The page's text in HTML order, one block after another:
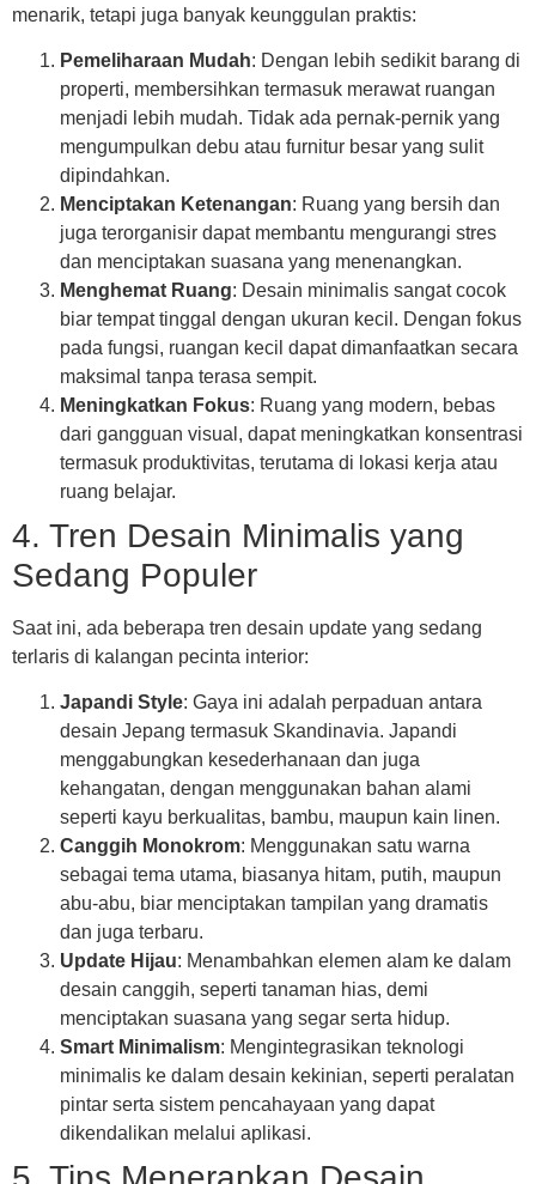
menarik, tetapi juga banyak keunggulan praktis:
Pemeliharaan Mudah: Dengan lebih sedikit barang di
properti, membersihkan termasuk merawat ruangan
menjadi lebih mudah. Tidak ada pernak-pernik yang
mengumpulkan debu atau furnitur besar yang sulit
dipindahkan.
Menciptakan Ketenangan: Ruang yang bersih dan
juga terorganisir dapat membantu mengurangi stres
dan menciptakan suasana yang menenangkan.
Menghemat Ruang: Desain minimalis sangat cocok
biar tempat tinggal dengan ukuran kecil. Dengan fokus
pada fungsi, ruangan kecil dapat dimanfaatkan secara
maksimal tanpa terasa sempit.
Meningkatkan Fokus: Ruang yang modern, bebas
dari gangguan visual, dapat meningkatkan konsentrasi
termasuk produktivitas, terutama di lokasi kerja atau
ruang belajar.
4. Tren Desain Minimalis yang
Sedang Populer
Saat ini, ada beberapa tren desain update yang sedang
terlaris di kalangan pecinta interior:
Japandi Style: Gaya ini adalah perpaduan antara
desain Jepang termasuk Skandinavia. Japandi
menggabungkan kesederhanaan dan juga
kehangatan, dengan menggunakan bahan alami
seperti kayu berkualitas, bambu, maupun kain linen.
Canggih Monokrom: Menggunakan satu warna
sebagai tema utama, biasanya hitam, putih, maupun
abu-abu, biar menciptakan tampilan yang dramatis
dan juga terbaru.
Update Hijau: Menambahkan elemen alam ke dalam
desain canggih, seperti tanaman hias, demi
menciptakan suasana yang segar serta hidup.
Smart Minimalism: Mengintegrasikan teknologi
minimalis ke dalam desain kekinian, seperti peralatan
pintar serta sistem pencahayaan yang dapat
dikendalikan melalui aplikasi.